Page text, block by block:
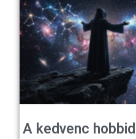
A kedvenc